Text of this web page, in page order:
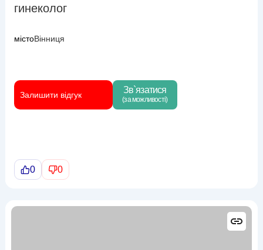
гинеколог
містоВінниця
Залишити відгук Зв`язатися
(за можливості)
0 0